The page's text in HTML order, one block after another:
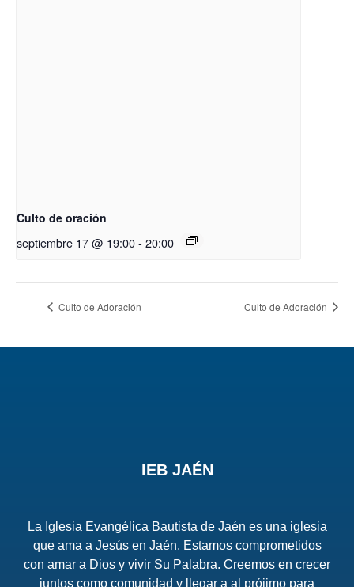
Culto de oración
septiembre 17 @ 19:00- 20:00
Culto de Adoración Culto de Adoración
IEB JAÉN
La Iglesia Evangélica Bautista de Jaén es una iglesia
que ama a Jesús en Jaén. Estamos comprometidos
con amar a Dios y vivir Su Palabra. Creemos en crecer
juntos como comunidad y llegar a al prójimo para